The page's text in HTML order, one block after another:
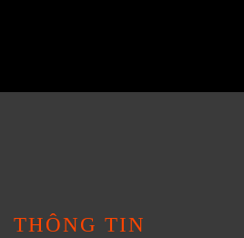
THÔNG TIN